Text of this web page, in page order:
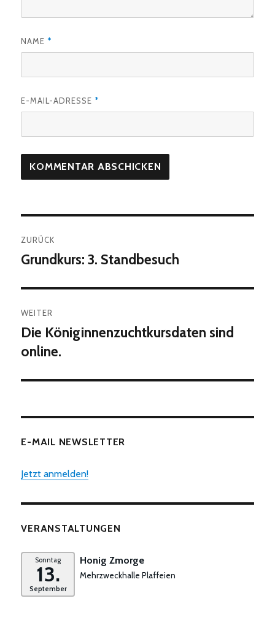
NAME *
E-MAIL-ADRESSE *
ZURÜCK
Vorheriger
Grundkurs: 3. Standbesuch
WEITER
Nächster
Beitrag:
Die Königinnenzuchtkursdaten sind
online.
E-MAIL NEWSLETTER
Jetzt anmelden!
VERANSTALTUNGEN
Sonntag
13.
September
Honig Zmorge
Mehrzweckhalle Plaffeien